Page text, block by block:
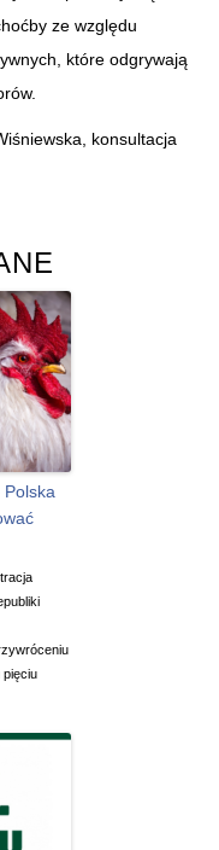
ze względu
które odgrywają
konsultacja
pięciu